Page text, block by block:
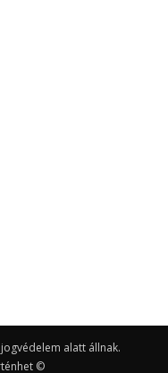
alatt állnak.
©